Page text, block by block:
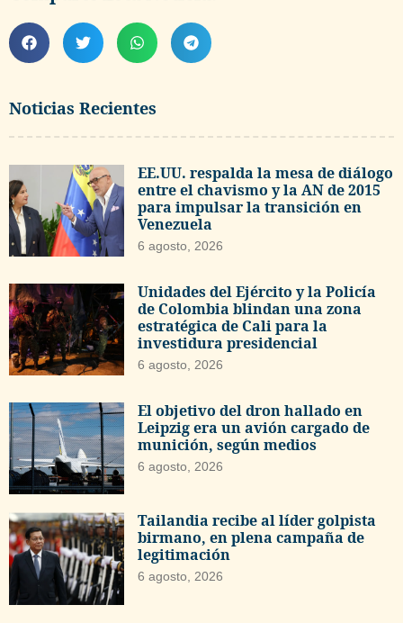
Noticias Recientes
EE.UU. respalda la mesa de diálogo
entre el chavismo y la AN de 2015
para impulsar la transición en
Venezuela
6 agosto, 2026
Unidades del Ejército y la Policía
de Colombia blindan una zona
estratégica de Cali para la
investidura presidencial
6 agosto, 2026
El objetivo del dron hallado en
Leipzig era un avión cargado de
munición, según medios
6 agosto, 2026
Tailandia recibe al líder golpista
birmano, en plena campaña de
legitimación
6 agosto, 2026